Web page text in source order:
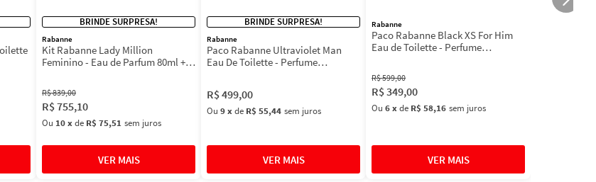
BRINDE SURPRESA!
Rabanne
Kit Rabanne Lady Million
Feminino - Eau de Parfum 80ml +
R$839,00
R$755,10
Ou 10xde R$ 75,51 sem juros
BRINDE SURPRESA!
Rabanne
Paco Rabanne Ultraviolet Man
Eau De Toilette - Perfume
R$499,00
Ou 9xde R$ 55,44 sem juros
Rabanne
Paco Rabanne Black XS For Him
Eau de Toilette - Perfume
R$599,00
R$349,00
Ou 6xde R$ 58,16 sem juros